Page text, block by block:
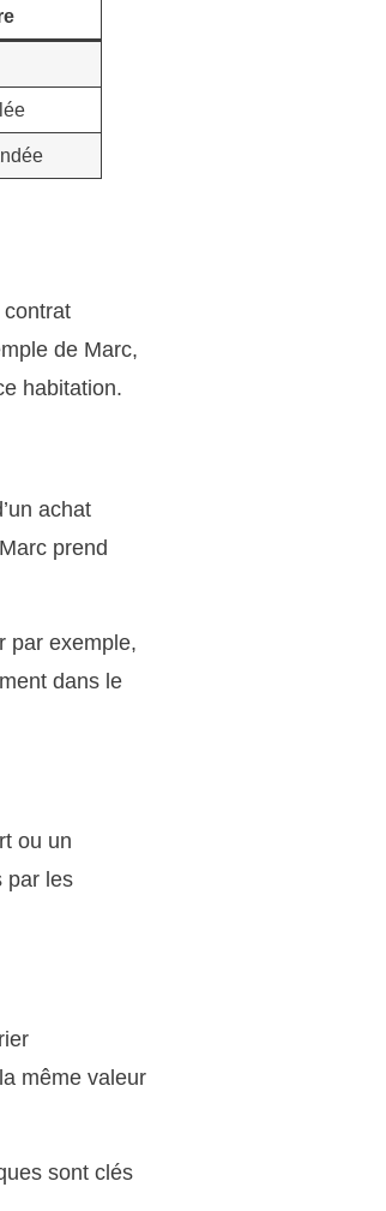
de Marc,
habitation.
achat
prend
par exemple,
dans le
ou un
par les
même valeur
sont clés